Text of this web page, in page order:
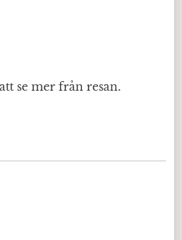
se mer från resan.